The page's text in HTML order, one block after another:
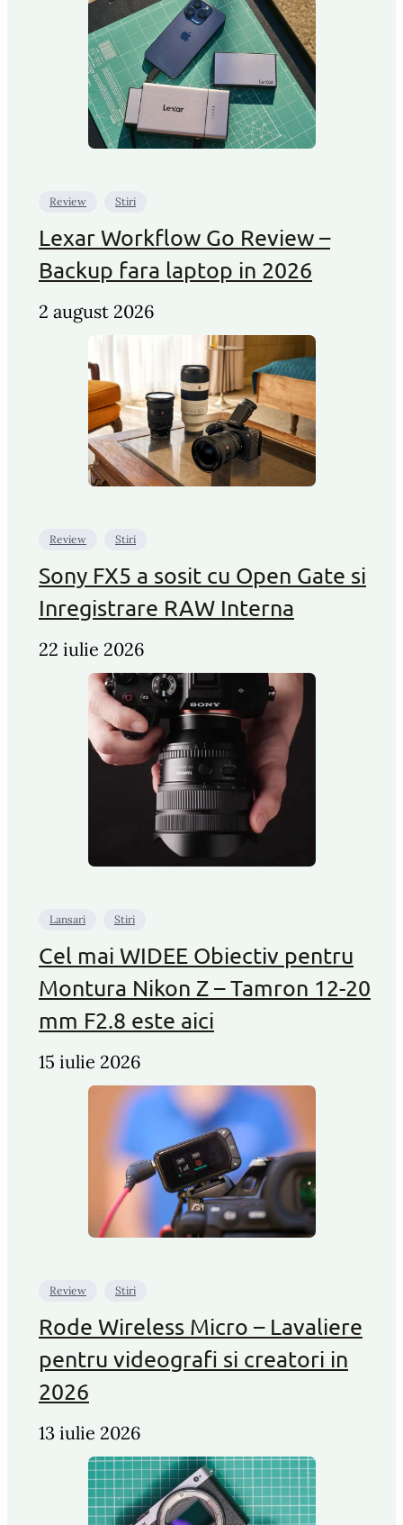
Review Stiri
Lexar Workflow Go Review –
Backup fara laptop in 2026
2 august 2026
Review Stiri
Sony FX5 a sosit cu Open Gate si
Inregistrare RAW Interna
22 iulie 2026
Lansari Stiri
Cel mai WIDEE Obiectiv pentru
Montura Nikon Z – Tamron 12-20
mm F2.8 este aici
15 iulie 2026
Review Stiri
Rode Wireless Micro – Lavaliere
pentru videografi si creatori in
2026
13 iulie 2026